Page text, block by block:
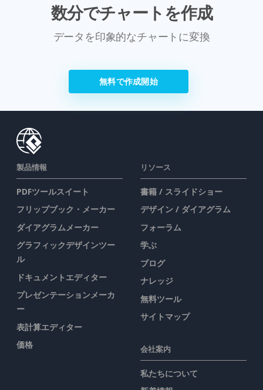
数分でチャートを作成
データを印象的なチャートに変換
無料で作成開始
製品情報
PDFツールスイート
フリップブック・メーカー
ダイアグラムメーカー
グラフィックデザインツー
ル
ドキュメントエディター
プレゼンテーションメーカ
ー
表計算エディター
価格
リソース
書籍 / スライドショー
デザイン / ダイアグラム
フォーラム
学ぶ
ブログ
ナレッジ
無料ツール
サイトマップ
会社案内
私たちについて